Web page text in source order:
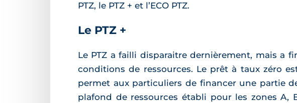
PTZ, le PTZ + et l’ECO PTZ.
Le PTZ +
Le PTZ a failli disparaitre dernièrement, mais a
conditions de ressources. Le prêt à taux zéro
permet aux particuliers de financer une partie
plafond de ressources établi pour les zones A,